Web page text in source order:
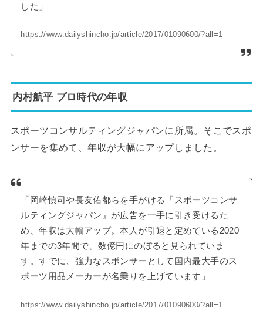
した」
https://www.dailyshincho.jp/article/2017/01090600/?all=1
内村航平 プロ時代の年収
スポーツコンサルティングジャパンに所属。そこでスポ
ンサーを集めて、年収が大幅にアップしました。
「岡崎慎司や長友佑都らを手がける『スポーツコンサ
ルティングジャパン』が広告を一手に引き受けるた
め、年収は大幅アップ。本人が引退と定めている2020
年までの3年間で、数億円にのぼると見られていま
す。すでに、強力なスポンサーとして国内最大手のス
ポーツ用品メーカーが名乗りを上げています」
https://www.dailyshincho.jp/article/2017/01090600/?all=1